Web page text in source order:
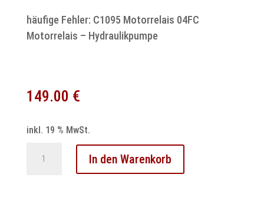
häufige Fehler: C1095 Motorrelais 04FC
Motorrelais – Hydraulikpumpe
149.00 €
inkl. 19 % MwSt.
In den Warenkorb